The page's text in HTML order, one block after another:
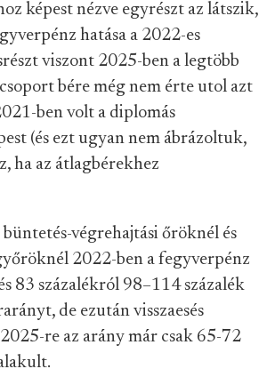
képest nézve egyrészt az látszik,
hatása a 2022-es
viszont 2025-ben a legtöbb
bére még nem érte utol azt
ben volt a diplomás
(és ezt ugyan nem ábrázoltuk,
ha az átlagbérekhez
végrehajtási őröknél és
2022-ben a fegyverpénz
83 százalékról 98–114 százalék
de ezután visszaesés
re az arány már csak 65-72